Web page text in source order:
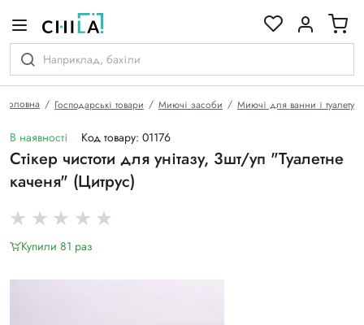
Головна Господарські товари Миючі засоби Миючі для ванни і туалету
В наявності Код товару: 01176
Стікер чистоти для унітазу, 3шт/уп "Туалетне
каченя" (Цитрус)
Купили 81 раз
гамі